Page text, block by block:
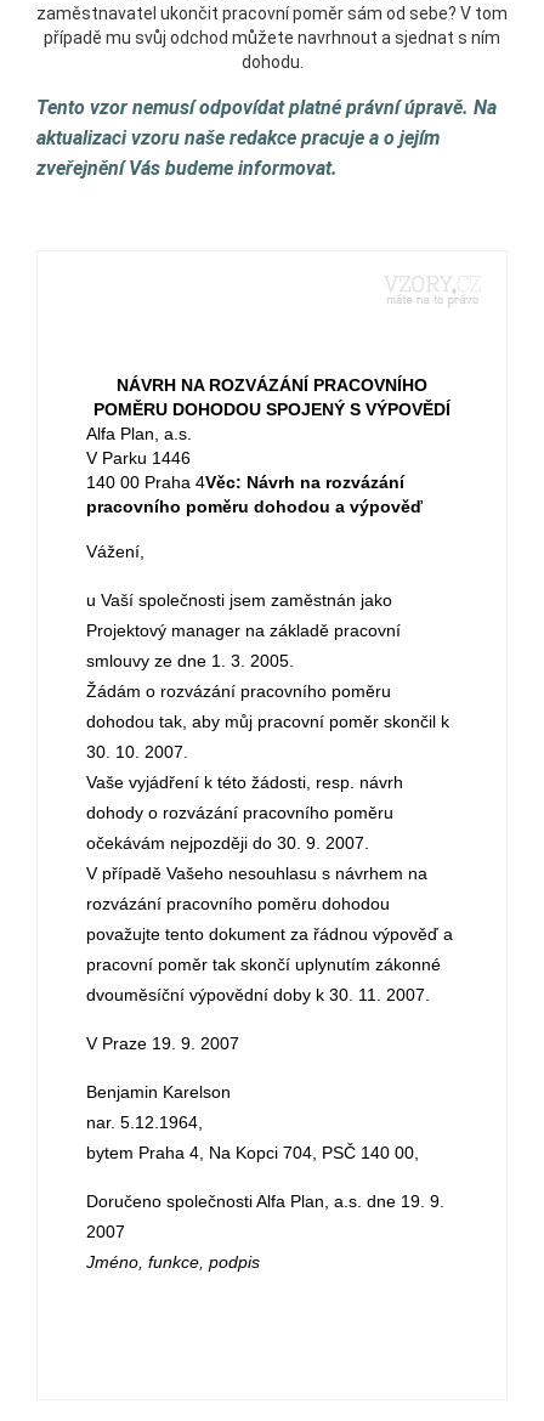
zaměstnavatel ukončit pracovní poměr sám od sebe? V tom
případě mu svůj odchod můžete navrhnout a sjednat s ním
dohodu.
Tento vzor nemusí odpovídat platné právní úpravě. Na
aktualizaci vzoru naše redakce pracuje a o jejím
zveřejnění Vás budeme informovat.
NÁVRH NA ROZVÁZÁNÍ PRACOVNÍHO
POMĚRU DOHODOU SPOJENÝ S VÝPOVĚDÍ
Alfa Plan, a.s.
V Parku 1446
140 00 Praha 4Věc: Návrh na rozvázání
pracovního poměru dohodou a výpověď
Vážení,
u Vaší společnosti jsem zaměstnán jako
Projektový manager na základě pracovní
smlouvy ze dne 1. 3. 2005.
Žádám o rozvázání pracovního poměru
dohodou tak, aby můj pracovní poměr skončil k
30. 10. 2007.
Vaše vyjádření k této žádosti, resp. návrh
dohody o rozvázání pracovního poměru
očekávám nejpozději do 30. 9. 2007.
V případě Vašeho nesouhlasu s návrhem na
rozvázání pracovního poměru dohodou
považujte tento dokument za řádnou výpověď a
pracovní poměr tak skončí uplynutím zákonné
dvouměsíční výpovědní doby k 30. 11. 2007.
V Praze 19. 9. 2007
Benjamin Karelson
nar. 5.12.1964,
bytem Praha 4, Na Kopci 704, PSČ 140 00,
Doručeno společnosti Alfa Plan, a.s. dne 19. 9.
2007
Jméno, funkce, podpis